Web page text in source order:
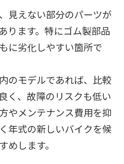
見えない部分のパーツが
ります。特にゴム製部品
に劣化しやすい箇所で
のモデルであれば、比較
く、故障のリスクも低い
やメンテナンス費用を抑
年式の新しいバイクを候
めします。